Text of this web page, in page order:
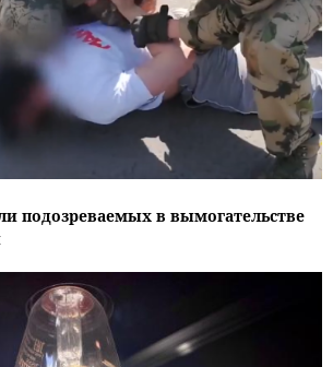
подозреваемых в вымогательстве